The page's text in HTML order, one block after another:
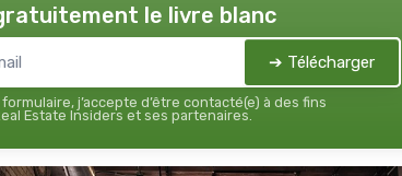
le livre blanc
➔ Télécharger
j’accepte d’être contacté(e) à des fins
Estate Insiders et ses partenaires.